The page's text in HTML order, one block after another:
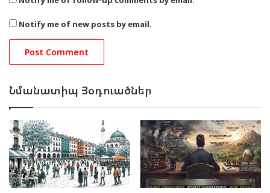
Notify me of new posts by email.
Նմանատիպ Յօդուածներ